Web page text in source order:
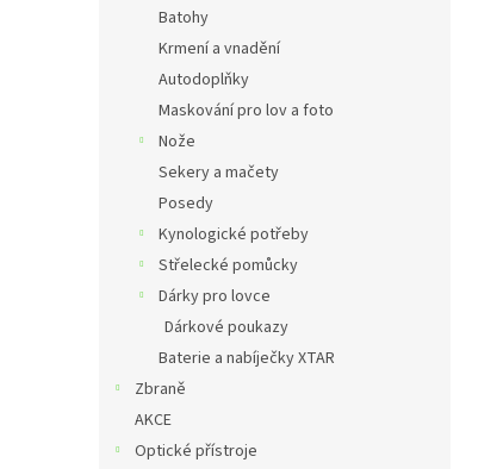
Batohy
Krmení a vnadění
Autodoplňky
Maskování pro lov a foto
Nože
Sekery a mačety
Posedy
Kynologické potřeby
Střelecké pomůcky
Dárky pro lovce
Dárkové poukazy
Baterie a nabíječky XTAR
Zbraně
AKCE
Optické přístroje